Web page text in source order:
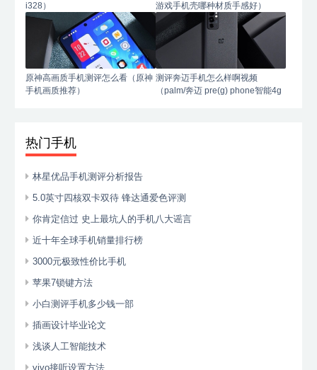
i328）
游戏手机壳哪种材质手感好）
原神高画质手机测评怎么看（原神
手机画质推荐）
测评奔迈手机怎么样啊视频
（palm/奔迈 pre(g) phone智能4g
热门手机
林星优品手机测评分析报告
5.0英寸四核双卡双待 锋达通爱色评测
你肯定信过 史上最坑人的手机八大谣言
近十年全球手机销量排行榜
3000元极致性价比手机
苹果7锁键方法
小白测评手机多少钱一部
插画设计毕业论文
浅谈人工智能技术
vivo接听设置方法